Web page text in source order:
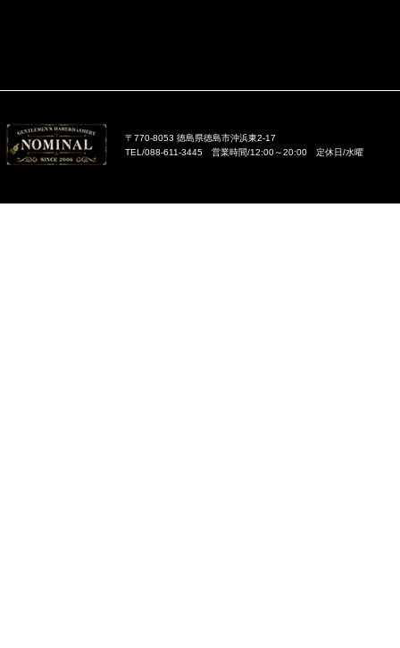
〒770-8053 徳島県徳島市沖浜東2-17
TEL/088-611-3445 営業時間/12:00～20:00 定休日/水曜